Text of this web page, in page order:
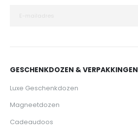
GESCHENKDOZEN & VERPAKKINGEN
Luxe Geschenkdozen
Magneetdozen
Cadeaudoos